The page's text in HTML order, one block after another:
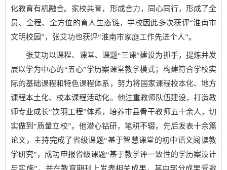
化教育有机融合。家校共育，形成合力，同心同行，形成了全
员、全程、全方位的育人生态链，学校因此多次获评“淮南市
文明校园”，张艾功也获评“淮南市家庭工作先进个人”。
张艾功以课程、课堂、课题“三课”建设为抓手，提炼并发
展以学为中心的“五心”学历案课堂教学模式；构建符合学校实
际的基础课程和特色课程体系，努力将国家课程校本化、地方
课程本土化、校本课程活动化。他注重教师队伍建设，打造教
师专业成长“饮羽工程”体系，培养市县骨干教师五十余人，切
实做到“质量立校”。他潜心钻研，笔耕不辍，先后发表十余篇
论文，主持完成了省级课题“基于智慧课堂的初中语文阅读教
学研究”，成功申报省级课题“基于教学评一致性的学历案设计
与实施”，并在教育期刊上发表相关成果，其中部分成果受邀